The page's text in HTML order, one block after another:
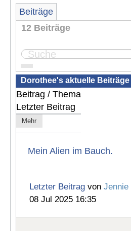
Beiträge
12 Beiträge
Seite:
Dorothee's aktuelle Beiträge
Beitrag / Thema
Letzter Beitrag
Mehr
Mein Alien im Bauch.
Letzter Beitrag vonJennie
08 Jul 2025 16:35